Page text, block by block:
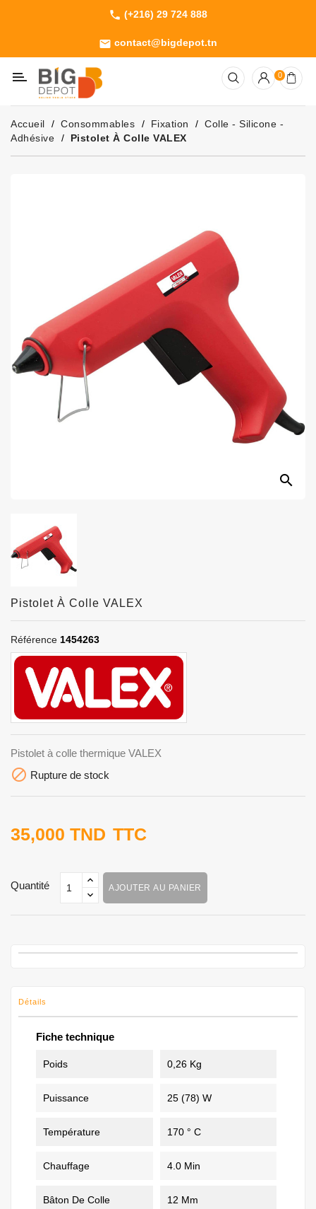
phone (+216) 29 724 888
email contact@bigdepot.tn
Machines
Outillage
Jardinage
Consommables
0
Accueil Consommables Fixation
Colle - Silicone -
Adhésive
Pistolet À Colle VALEX
search
Pistolet À Colle VALEX
Référence 1454263
Pistolet à colle thermique VALEX
 Rupture de stock
35,000 TND TTC
Quantité AJOUTER AU PANIER
Détails
Fiche technique
Poids 0,26 Kg
Puissance 25 (78) W
Température 170 ° C
Chauffage 4.0 Min
Bâton De Colle 12 Mm